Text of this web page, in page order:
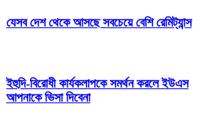
যেসব দেশ থেকে আসছে সবচেয়ে বেশি রেমিট্যান্স
ইহুদি-বিরোধী কার্যকলাপকে সমর্থন করলে ইউএস
আপনাকে ভিসা দিবেনা